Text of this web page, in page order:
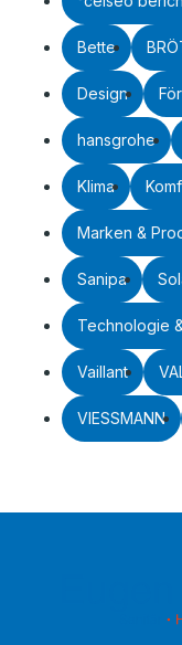
Bette
Design
hansgrohe
Klima
Marken &
Sanipa
Technologie
Vaillant
VIESSMANN